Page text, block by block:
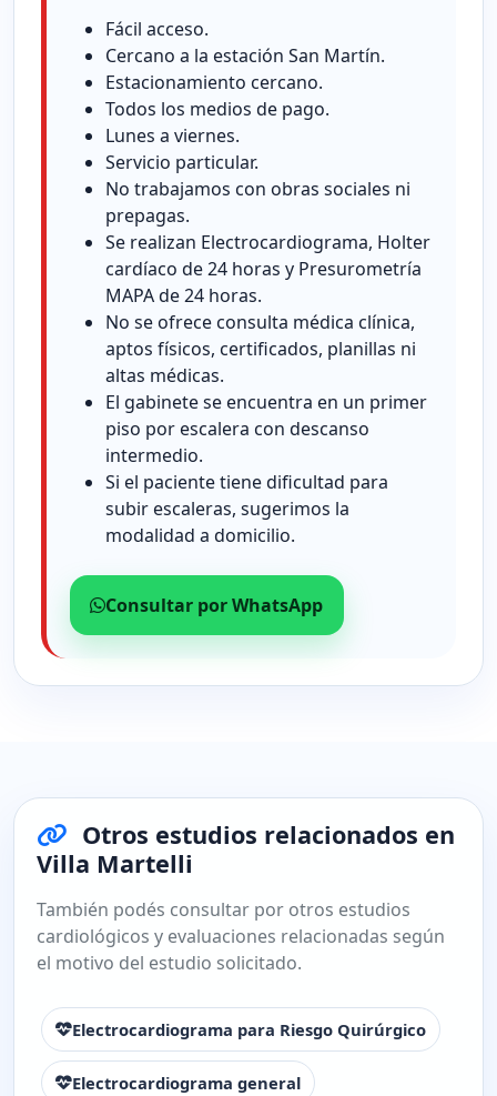
Fácil acceso.
Cercano a la estación San Martín.
Estacionamiento cercano.
Todos los medios de pago.
Lunes a viernes.
Servicio particular.
No trabajamos con obras sociales ni
prepagas.
Se realizan Electrocardiograma, Holter
cardíaco de 24 horas y Presurometría
MAPA de 24 horas.
No se ofrece consulta médica clínica,
aptos físicos, certificados, planillas ni
altas médicas.
El gabinete se encuentra en un primer
piso por escalera con descanso
intermedio.
Si el paciente tiene dificultad para
subir escaleras, sugerimos la
modalidad a domicilio.
Consultar por WhatsApp
Otros estudios relacionados en
Villa Martelli
También podés consultar por otros estudios
cardiológicos y evaluaciones relacionadas según
el motivo del estudio solicitado.
Electrocardiograma para Riesgo Quirúrgico
Electrocardiograma general